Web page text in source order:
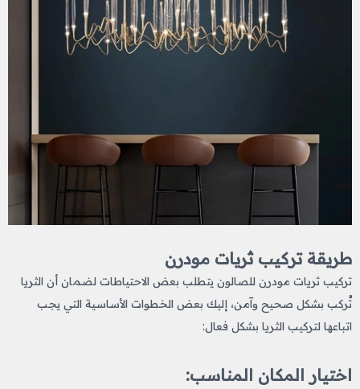
طريقة تركيب ثريات مودرن
تركيب ثريات مودرن للصالون يتطلب بعض الاحتياطات لضمان أن الثريا
تُركب بشكل صحيح وآمن، إليك بعض الخطوات الأساسية التي يجب
اتباعها لتركيب الثريا بشكل فعال:
اختيار المكان المناسب: